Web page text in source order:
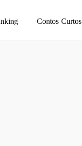
Contos Curtos